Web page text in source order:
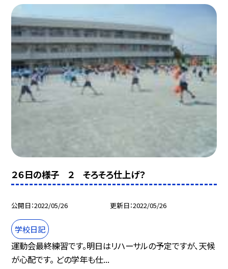
２６日の様子 ２ そろそろ仕上げ？
公開日 2022/05/26 更新日 2022/05/26
学校日記
運動会最終練習です。明日はリハーサルの予定ですが、天候
が心配です。 どの学年も仕...